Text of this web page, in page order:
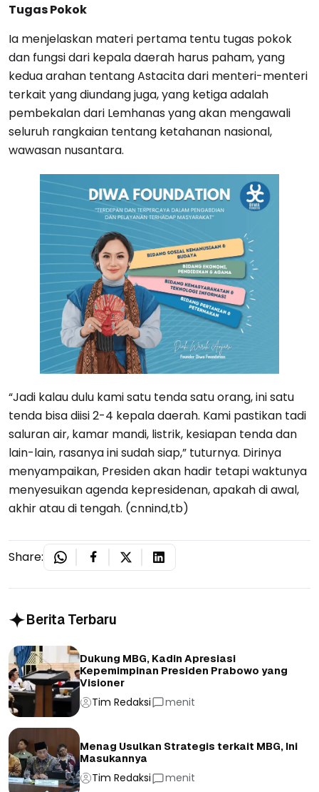
Tugas Pokok
Ia menjelaskan materi pertama tentu tugas pokok
dan fungsi dari kepala daerah harus paham, yang
kedua arahan tentang Astacita dari menteri-menteri
terkait yang diundang juga, yang ketiga adalah
pembekalan dari Lemhanas yang akan mengawali
seluruh rangkaian tentang ketahanan nasional,
wawasan nusantara.
“Jadi kalau dulu kami satu tenda satu orang, ini satu
tenda bisa diisi 2-4 kepala daerah. Kami pastikan tadi
saluran air, kamar mandi, listrik, kesiapan tenda dan
lain-lain, rasanya ini sudah siap,” tuturnya. Dirinya
menyampaikan, Presiden akan hadir tetapi waktunya
menyesuikan agenda kepresidenan, apakah di awal,
akhir atau di tengah. (cnnind,tb)
Share:
Berita Terbaru
Dukung MBG, Kadin Apresiasi
Kepemimpinan Presiden Prabowo yang
Visioner
Tim Redaksi menit
Menag Usulkan Strategis terkait MBG, Ini
Masukannya
Tim Redaksi menit